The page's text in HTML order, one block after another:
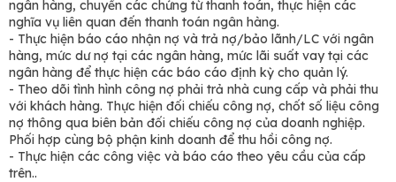
ngân hàng, chuyển các chứng từ thanh toán, thực hiện các
nghĩa vụ liên quan đến thanh toán ngân hàng.
- Thực hiện báo cáo nhận nợ và trả nợ/bảo lãnh/LC với ngân
hàng, mức dư nợ tại các ngân hàng, mức lãi suất vay tại các
ngân hàng để thực hiện các báo cáo định kỳ cho quản lý.
- Theo dõi tình hình công nợ phải trả nhà cung cấp và phải thu
với khách hàng. Thực hiện đối chiếu công nợ, chốt số liệu công
nợ thông qua biên bản đối chiếu công nợ của doanh nghiệp.
Phối hợp cùng bộ phận kinh doanh để thu hồi công nợ.
- Thực hiện các công việc và báo cáo theo yêu cầu của cấp
trên..